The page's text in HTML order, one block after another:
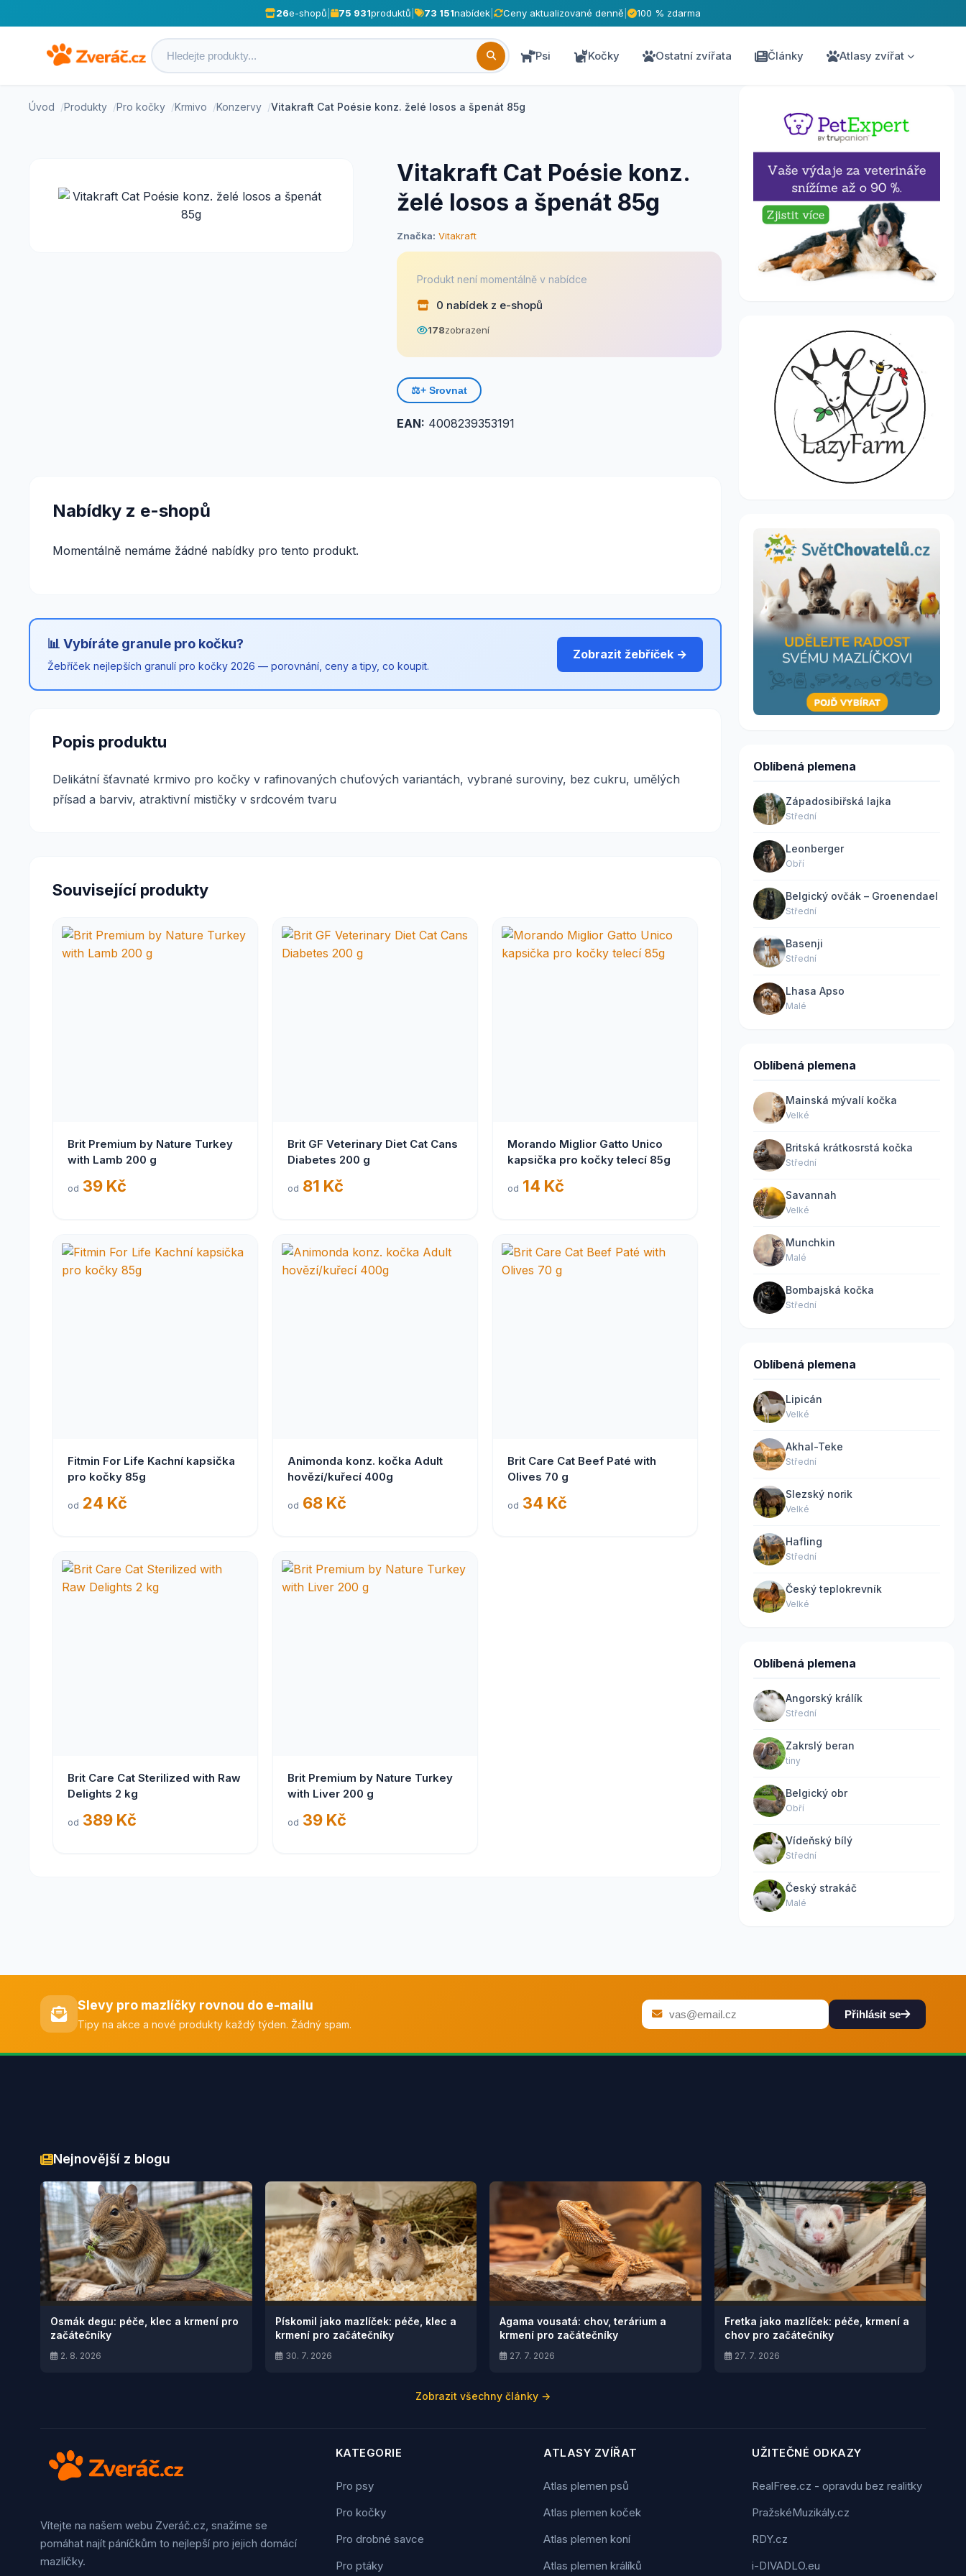
26e-shopů 75 931produktů 73 151nabídek Ceny aktualizované denně 100 % zdarma
Psi Kočky Ostatní zvířata Články Atlasy zvířat
Úvod Produkty Pro kočky Krmivo Konzervy Vitakraft Cat Poésie konz. želé losos a špenát 85g
Vitakraft Cat Poésie konz.
želé losos a špenát 85g
Značka: Vitakraft
Produkt není momentálně v nabídce
0 nabídek z e-shopů
178zobrazení
⚖️+ Srovnat
EAN: 4008239353191
Nabídky z e-shopů
Momentálně nemáme žádné nabídky pro tento produkt.
📊 Vybíráte granule pro kočku?
Žebříček nejlepších granulí pro kočky 2026 — porovnání, ceny a tipy, co koupit.
Zobrazit žebříček →
Popis produktu
Delikátní šťavnaté krmivo pro kočky v rafinovaných chuťových variantách, vybrané suroviny, bez cukru, umělých
přísad a barviv, atraktivní mističky v srdcovém tvaru
Související produkty
Brit Premium by Nature Turkey
with Lamb 200 g
od 39 Kč
Brit GF Veterinary Diet Cat Cans
Diabetes 200 g
od 81 Kč
Morando Miglior Gatto Unico
kapsička pro kočky telecí 85g
od 14 Kč
Fitmin For Life Kachní kapsička
pro kočky 85g
od 24 Kč
Animonda konz. kočka Adult
hovězí/kuřecí 400g
od 68 Kč
Brit Care Cat Beef Paté with
Olives 70 g
od 34 Kč
Brit Care Cat Sterilized with Raw
Delights 2 kg
od 389 Kč
Brit Premium by Nature Turkey
with Liver 200 g
od 39 Kč
Oblíbená plemena
Západosibiřská lajka
Střední
Leonberger
Obří
Belgický ovčák – Groenendael
Střední
Basenji
Střední
Lhasa Apso
Malé
Oblíbená plemena
Mainská mývalí kočka
Velké
Britská krátkosrstá kočka
Střední
Savannah
Velké
Munchkin
Malé
Bombajská kočka
Střední
Oblíbená plemena
Lipicán
Velké
Akhal-Teke
Střední
Slezský norik
Velké
Hafling
Střední
Český teplokrevník
Velké
Oblíbená plemena
Angorský králík
Střední
Zakrslý beran
tiny
Belgický obr
Obří
Vídeňský bílý
Střední
Český strakáč
Malé
Slevy pro mazlíčky rovnou do e-mailu
Tipy na akce a nové produkty každý týden. Žádný spam.
Přihlásit se
Nejnovější z blogu
Osmák degu: péče, klec a krmení pro
začátečníky
2. 8. 2026
Pískomil jako mazlíček: péče, klec a
krmení pro začátečníky
30. 7. 2026
Agama vousatá: chov, terárium a
krmení pro začátečníky
27. 7. 2026
Fretka jako mazlíček: péče, krmení a
chov pro začátečníky
27. 7. 2026
Zobrazit všechny články →
Vítejte na našem webu Zveráč.cz, snažíme se
pomáhat najít páníčkům to nejlepší pro jejich domácí
mazlíčky.
KATEGORIE
Pro psy
Pro kočky
Pro drobné savce
Pro ptáky
ATLASY ZVÍŘAT
Atlas plemen psů
Atlas plemen koček
Atlas plemen koní
Atlas plemen králíků
UŽITEČNÉ ODKAZY
RealFree.cz - opravdu bez realitky
PražskéMuzikály.cz
RDY.cz
i-DIVADLO.eu